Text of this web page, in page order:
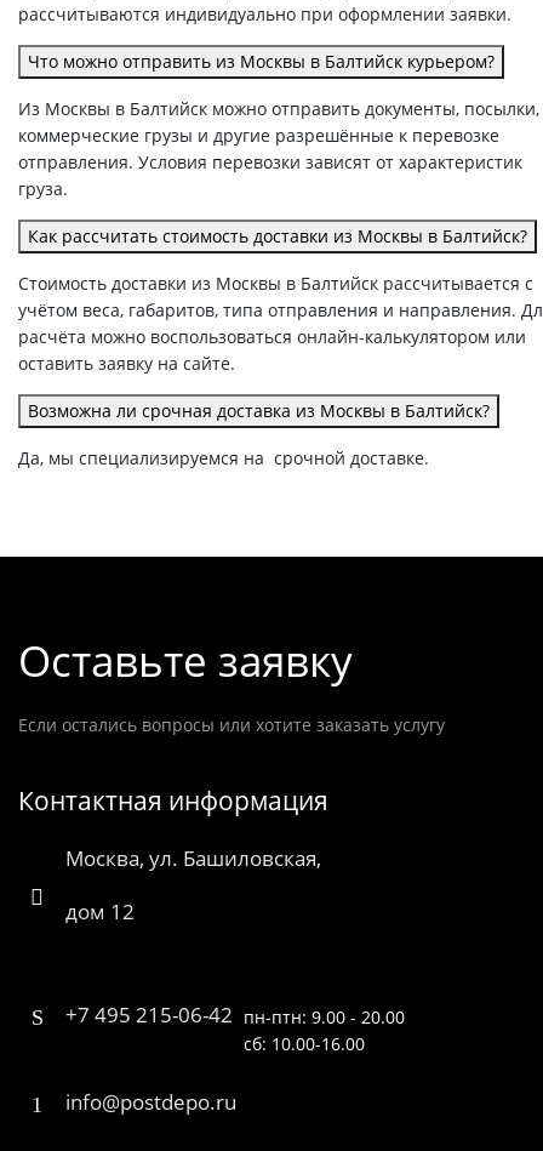
рассчитываются индивидуально при оформлении заявки.
Что можно отправить из Москвы в Балтийск курьером?
Из Москвы в Балтийск можно отправить документы, посылки,
коммерческие грузы и другие разрешённые к перевозке
отправления. Условия перевозки зависят от характеристик
груза.
Как рассчитать стоимость доставки из Москвы в Балтийск?
Стоимость доставки из Москвы в Балтийск рассчитывается с
учётом веса, габаритов, типа отправления и направления.
расчёта можно воспользоваться онлайн-калькулятором или
оставить заявку на сайте.
Возможна ли срочная доставка из Москвы в Балтийск?
Да, мы специализируемся на срочной доставке.
Оставьте заявку
Если остались вопросы или хотите заказать услугу
Контактная информация
Москва, ул. Башиловская,
дом 12
+7 495 215-06-42 пн-птн: 9.00 - 20.00
сб: 10.00-16.00
info@postdepo.ru